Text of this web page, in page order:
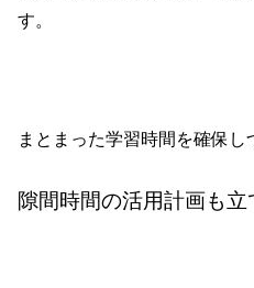
す。
まとまった学習時間を確保し
隙間時間の活用計画も立